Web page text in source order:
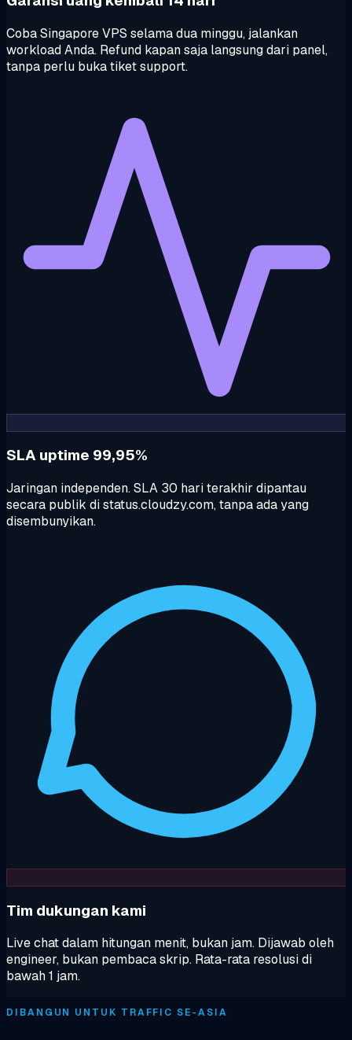
Coba Singapore VPS selama dua minggu, jalankan
workload Anda. Refund kapan saja langsung dari panel,
tanpa perlu buka tiket support.
SLA uptime 99,95%
Jaringan independen. SLA 30 hari terakhir dipantau
secara publik di status.cloudzy.com, tanpa ada yang
disembunyikan.
Tim dukungan kami
Live chat dalam hitungan menit, bukan jam. Dijawab oleh
engineer, bukan pembaca skrip. Rata-rata resolusi di
bawah 1 jam.
DIBANGUN UNTUK TRAFFIC SE-ASIA